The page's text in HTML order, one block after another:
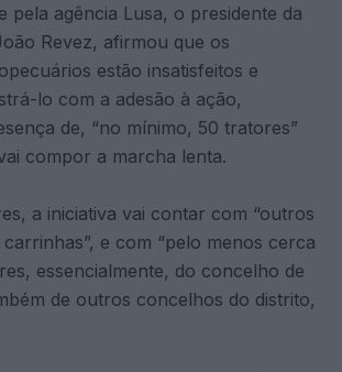
pela agência Lusa, o presidente da
Revez, afirmou que os
estão insatisfeitos e
lo com a adesão à ação,
de, “no mínimo, 50 tratores”
compor a marcha lenta.
a iniciativa vai contar com “outros
e com “pelo menos cerca
essencialmente, do concelho de
de outros concelhos do distrito,